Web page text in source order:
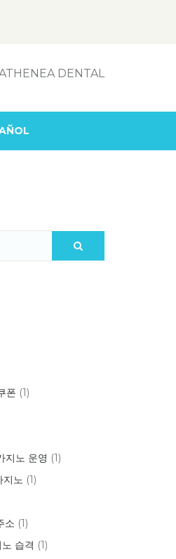
DENTAL
폰 (1)
노 운영 (1)
노 (1)
소 (1)
습격 (1)